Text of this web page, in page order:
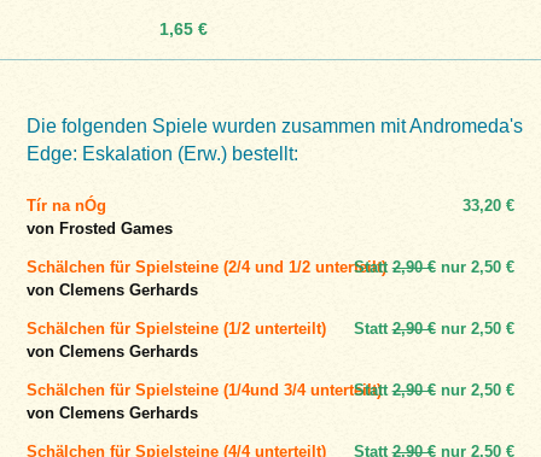
1,65 €
Die folgenden Spiele wurden zusammen mit Andromeda's
Edge: Eskalation (Erw.) bestellt:
Tír na nÓg
von Frosted Games
33,20 €
Schälchen für Spielsteine (2/4 und 1/2 unterteilt)
von Clemens Gerhards
Statt2,90 €nur 2,50 €
Schälchen für Spielsteine (1/2 unterteilt)
von Clemens Gerhards
Statt2,90 €nur 2,50 €
Schälchen für Spielsteine (1/4und 3/4 unterteilt)
von Clemens Gerhards
Statt2,90 €nur 2,50 €
Schälchen für Spielsteine (4/4 unterteilt)
Statt2,90 €nur 2,50 €